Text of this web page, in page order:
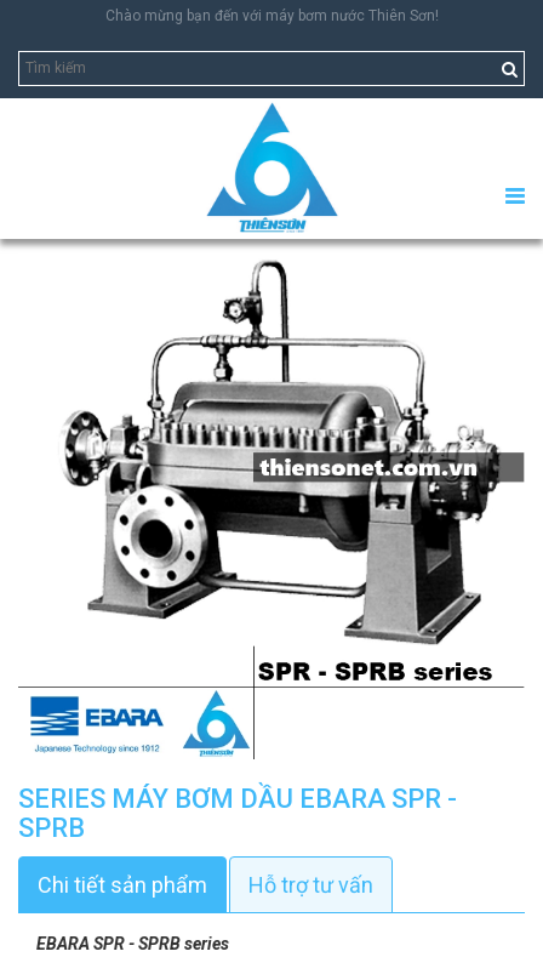
Chào mừng bạn đến với máy bơm nước Thiên Sơn!
SERIES MÁY BƠM DẦU EBARA SPR -
SPRB
Chi tiết sản phẩm Hỗ trợ tư vấn
EBARA SPR - SPRB series